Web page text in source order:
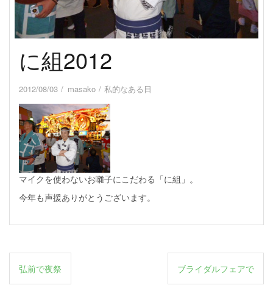
に組2012
2012/08/03 masako 私的なある日
マイクを使わないお囃子にこだわる「に組」。
今年も声援ありがとうございます。
投
稿
弘前で夜祭 ブライダルフェアで